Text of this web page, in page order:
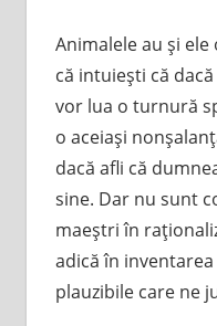
Animalele au şi
că intuieşti că
vor lua o turnură
o aceiaşi
dacă afli că
sine. Dar nu sunt
maeştri în
adică în
plauzibile care ne